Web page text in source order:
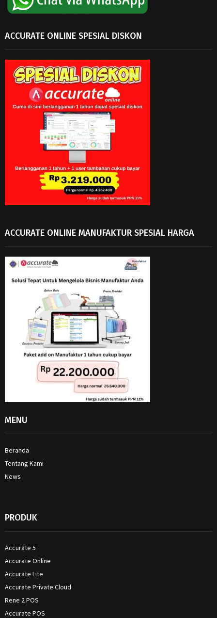
ACCURATE ONLINE SPESIAL DISKON
ACCURATE ONLINE MANUFAKTUR SPESIAL HARGA
MENU
Beranda
Tentang Kami
News
PRODUK
Accurate 5
Accurate Online
Accurate Lite
Accurate Private Cloud
Rene 2 POS
Accurate POS